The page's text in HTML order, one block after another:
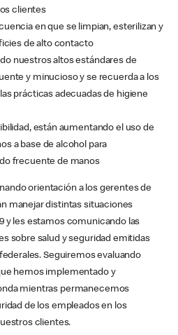
clientes
en que se limpian, esterilizan y
de alto contacto
nuestros altos estándares de
y minucioso y se recuerda a los
prácticas adecuadas de higiene
están aumentando el uso de
a base de alcohol para
frecuente de manos
orientación a los gerentes de
manejar distintas situaciones
y les estamos comunicando las
sobre salud y seguridad emitidas
Seguiremos evaluando
hemos implementado y
mientras permanecemos
de los empleados en los
clientes.